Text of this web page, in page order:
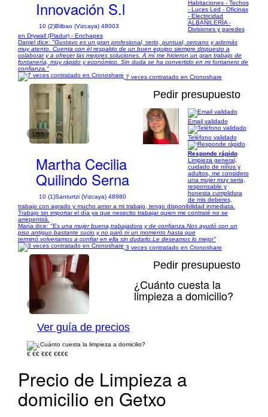
Innovación S.l
10 (2)Bilbao (Vizcaya) 48003
Habitaciones - Techos
- Luces Led - Oficinas
- Electricidad
ALBAÑILERÍA -
Divisiones y paredes
en Drywall (Pladur) - Enchapes
Daniel dice: "Gustavo es un gran profesional, serio, puntual, cercano y además
muy atento. Cuenta con él respaldo de un buen equipo siempre dispuesto a
colaborar y a ofrecer las mejores soluciones. A mí me hicieron un gran trabajo de
fontanería, muy rápido y económico. Sin duda se ha convertido en mi fontanero de
confianza."
7 veces contratado en Cronoshare
1/55
Pedir presupuesto
Martha Cecilia
Quilindo Serna
10 (1)Santurtzi (Vizcaya) 48980
Email validado
Teléfono validado
Responde rápido
Limpieza general,
cuidado de niños y
adultos, me considero
una mujer muy seria,
responsable y
honesta cumplidora
de mis deberes,
trabajo con agrado y mucho amor a mi trabajo, tengo disponibilidad inmediata.
Trabajo sin importar el día ya que nesecito trabajar quien me contraté no se
arrepentirá.
María dice: "Es una mujer buena,trabajadora y de confianza.Nos ayudó con un
piso antiguo bastante sucio y no paró ni un momento hasta que
terminó.volveriamos a confiar en ella sin dudarlo.Le deseamos lo mejor"
3 veces contratado en Cronoshare
1/3
Pedir presupuesto
¿Cuánto cuesta la
limpieza a domicilio?
Ver guía de precios
€ €€ €€€ €€€€
Precio de Limpieza a
domicilio en Getxo